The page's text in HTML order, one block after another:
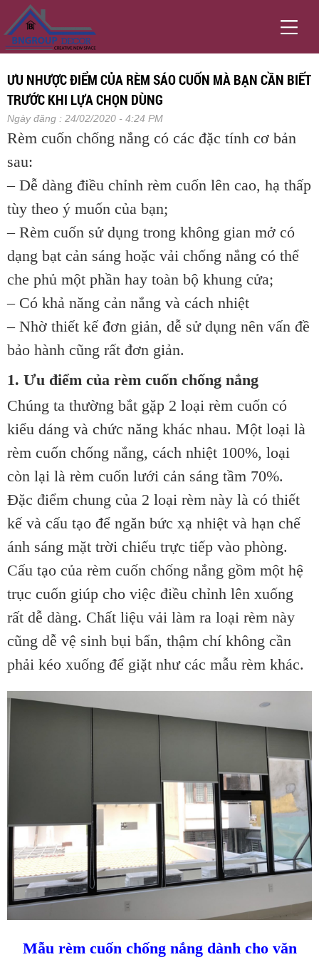
ƯU NHƯỢC ĐIỂM CỦA RÈM SÁO CUỐN MÀ BẠN CẦN BIẾT
TRƯỚC KHI LỰA CHỌN DÙNG
Ngày đăng : 24/02/2020 - 4:24 PM
Rèm cuốn chống nắng có các đặc tính cơ bản
sau:
– Dễ dàng điều chỉnh rèm cuốn lên cao, hạ thấp
tùy theo ý muốn của bạn;
– Rèm cuốn sử dụng trong không gian mở có
dạng bạt cản sáng hoặc vải chống nắng có thể
che phủ một phần hay toàn bộ khung cửa;
– Có khả năng cản nắng và cách nhiệt
– Nhờ thiết kế đơn giản, dễ sử dụng nên vấn đề
bảo hành cũng rất đơn giản.
1. Ưu điểm của rèm cuốn chống nắng
Chúng ta thường bắt gặp 2 loại rèm cuốn có
kiểu dáng và chức năng khác nhau. Một loại là
rèm cuốn chống nắng, cách nhiệt 100%, loại
còn lại là rèm cuốn lưới cản sáng tầm 70%.
Đặc điểm chung của 2 loại rèm này là có thiết
kế và cấu tạo để ngăn bức xạ nhiệt và hạn chế
ánh sáng mặt trời chiếu trực tiếp vào phòng.
Cấu tạo của rèm cuốn chống nắng gồm một hệ
trục cuốn giúp cho việc điều chỉnh lên xuống
rất dễ dàng. Chất liệu vải làm ra loại rèm này
cũng dễ vệ sinh bụi bẩn, thậm chí không cần
phải kéo xuống để giặt như các mẫu rèm khác.
Mẫu rèm cuốn chống nắng dành cho văn